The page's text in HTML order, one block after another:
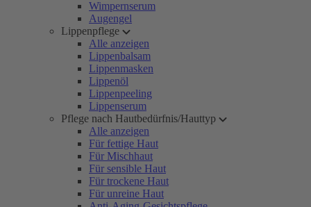
Wimpernserum
Augengel
Lippenpflege
Alle anzeigen
Lippenbalsam
Lippenmasken
Lippenöl
Lippenpeeling
Lippenserum
Pflege nach Hautbedürfnis/Hauttyp
Alle anzeigen
Für fettige Haut
Für Mischhaut
Für sensible Haut
Für trockene Haut
Für unreine Haut